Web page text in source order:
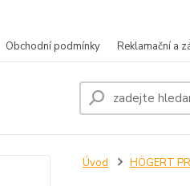
Obchodní podmínky Reklamační a
Úvod HÖGERT